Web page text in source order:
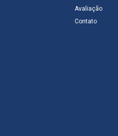
Avaliação
Contato